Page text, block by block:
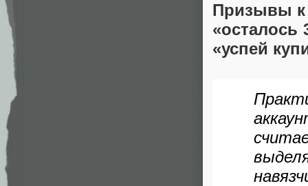
Призывы к
«осталось
«успей